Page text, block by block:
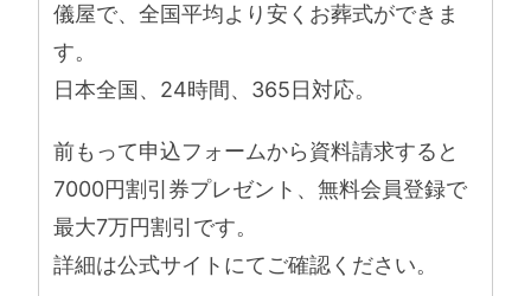
儀屋で、全国平均より安くお葬式ができま
す。
日本全国、24時間、365日対応。
前もって申込フォームから資料請求すると
7000円割引券プレゼント、無料会員登録で
最大7万円割引です。
詳細は公式サイトにてご確認ください。